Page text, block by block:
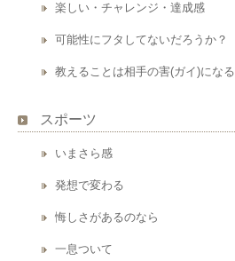
楽しい・チャレンジ・達成感
可能性にフタしてないだろうか？
教えることは相手の害(ガイ)になる
スポーツ
いまさら感
発想で変わる
悔しさがあるのなら
一息ついて